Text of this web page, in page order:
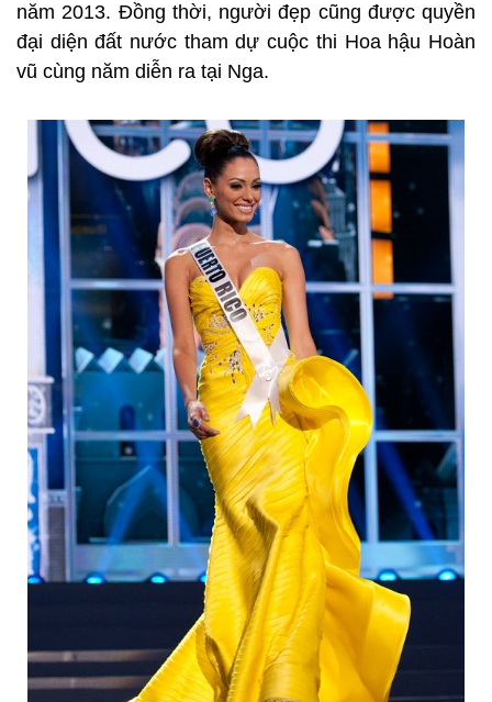
năm 2013. Đồng thời, người đẹp cũng được quyền
đại diện đất nước tham dự cuộc thi Hoa hậu Hoàn
vũ cùng năm diễn ra tại Nga.